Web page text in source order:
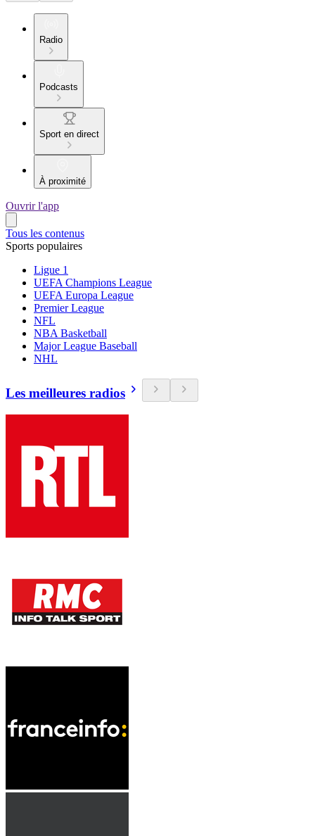
Radio
Podcasts
Sport en direct
À proximité
Ouvrir l'app
Tous les contenus
Sports populaires
Ligue 1
UEFA Champions League
UEFA Europa League
Premier League
NFL
NBA Basketball
Major League Baseball
NHL
Les meilleures radios